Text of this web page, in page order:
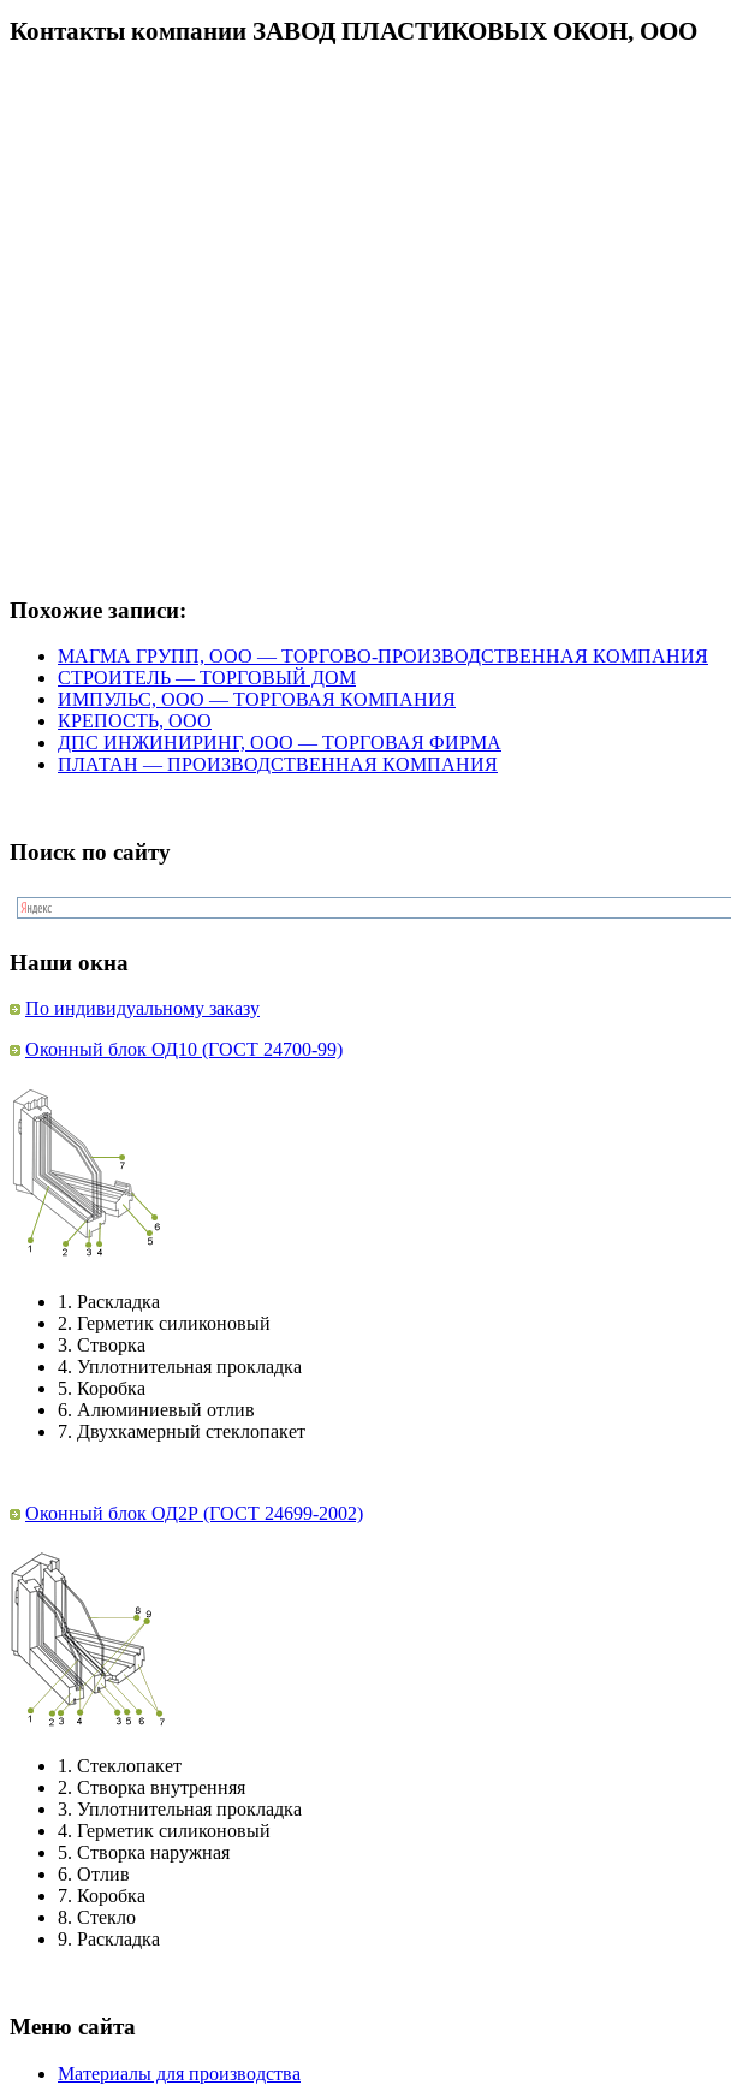
Контакты компании ЗАВОД ПЛАСТИКОВЫХ ОКОН, ООО
Похожие записи:
МАГМА ГРУПП, ООО — ТОРГОВО-ПРОИЗВОДСТВЕННАЯ КОМПАНИЯ
СТРОИТЕЛЬ — ТОРГОВЫЙ ДОМ
ИМПУЛЬС, ООО — ТОРГОВАЯ КОМПАНИЯ
КРЕПОСТЬ, ООО
ДПС ИНЖИНИРИНГ, ООО — ТОРГОВАЯ ФИРМА
ПЛАТАН — ПРОИЗВОДСТВЕННАЯ КОМПАНИЯ
Поиск по сайту
Наши окна
По индивидуальному заказу
Оконный блок ОД10 (ГОСТ 24700-99)
1. Раскладка
2. Герметик силиконовый
3. Створка
4. Уплотнительная прокладка
5. Коробка
6. Алюминиевый отлив
7. Двухкамерный стеклопакет
Оконный блок ОД2Р (ГОСТ 24699-2002)
1. Стеклопакет
2. Створка внутренняя
3. Уплотнительная прокладка
4. Герметик силиконовый
5. Створка наружная
6. Отлив
7. Коробка
8. Стекло
9. Раскладка
Меню сайта
Материалы для производства